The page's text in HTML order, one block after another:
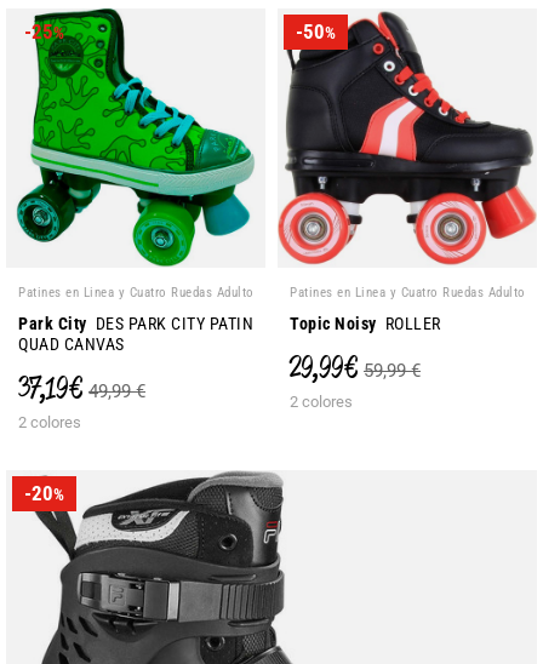
-25%
Patines en Linea y Cuatro Ruedas Adulto
Park City DES PARK CITY PATIN
QUAD CANVAS
37,19 € 49,99 €
2 colores
-50%
Patines en Linea y Cuatro Ruedas Adulto
Topic Noisy ROLLER
29,99 € 59,99 €
2 colores
-20%